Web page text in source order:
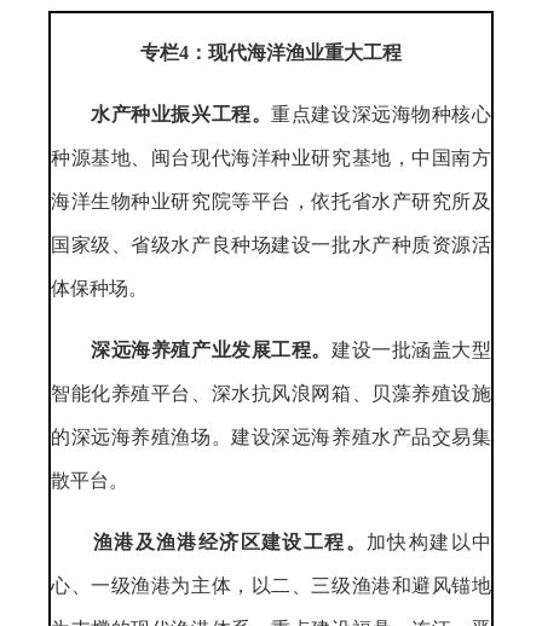
专栏4：现代海洋渔业重大工程
水产种业振兴工程。重点建设深远海物种核心
种源基地、闽台现代海洋种业研究基地，中国南方
海洋生物种业研究院等平台，依托省水产研究所及
国家级、省级水产良种场建设一批水产种质资源活
体保种场。
深远海养殖产业发展工程。建设一批涵盖大型
智能化养殖平台、深水抗风浪网箱、贝藻养殖设施
的深远海养殖渔场。建设深远海养殖水产品交易集
散平台。
渔港及渔港经济区建设工程。 加快构建以中
心、一级渔港为主体，以二、三级渔港和避风锚地